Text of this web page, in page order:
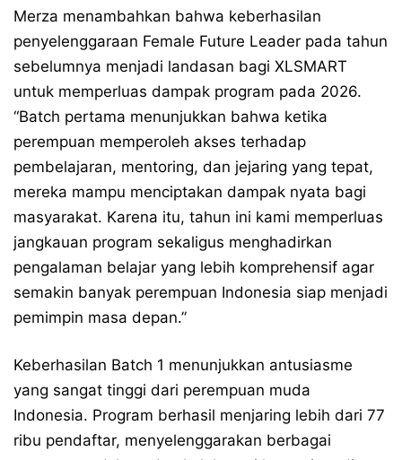
Merza menambahkan bahwa keberhasilan
penyelenggaraan Female Future Leader pada tahun
sebelumnya menjadi landasan bagi XLSMART
untuk memperluas dampak program pada 2026.
“Batch pertama menunjukkan bahwa ketika
perempuan memperoleh akses terhadap
pembelajaran, mentoring, dan jejaring yang tepat,
mereka mampu menciptakan dampak nyata bagi
masyarakat. Karena itu, tahun ini kami memperluas
jangkauan program sekaligus menghadirkan
pengalaman belajar yang lebih komprehensif agar
semakin banyak perempuan Indonesia siap menjadi
pemimpin masa depan.”
Keberhasilan Batch 1 menunjukkan antusiasme
yang sangat tinggi dari perempuan muda
Indonesia. Program berhasil menjaring lebih dari 77
ribu pendaftar, menyelenggarakan berbagai